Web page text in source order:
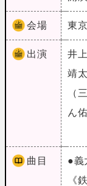
会場 東
出演
井
靖
（
ん
曲目
●義
《